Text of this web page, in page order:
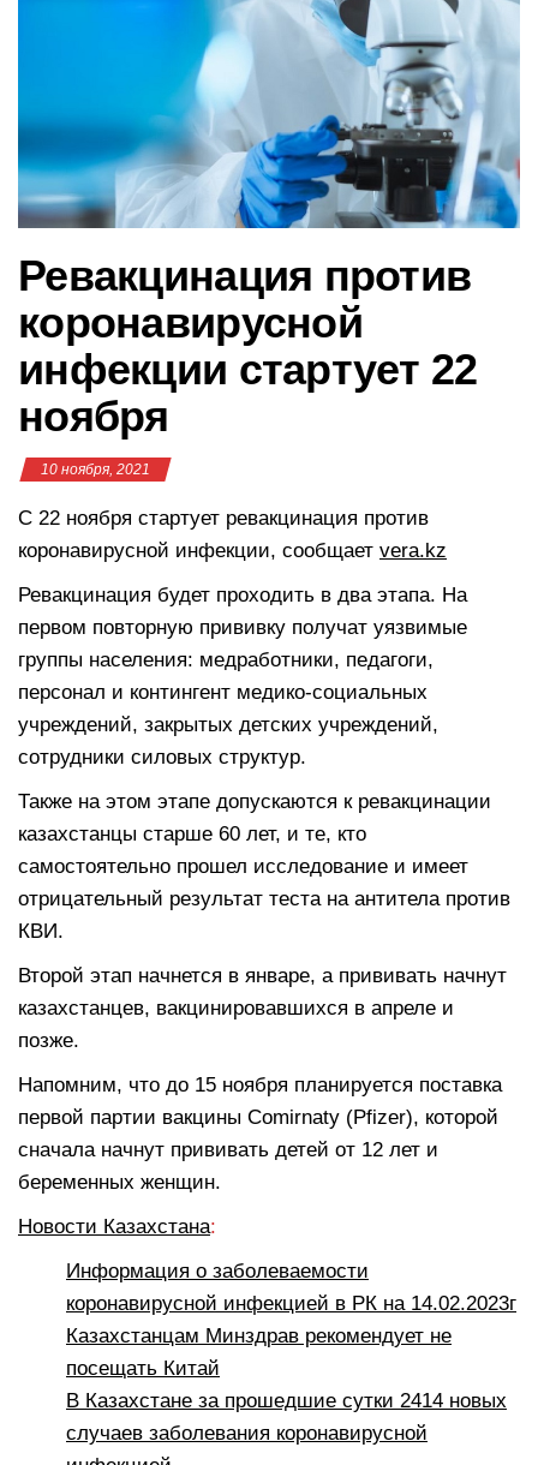
Ревакцинация против
коронавирусной
инфекции стартует 22
ноября
10 ноября, 2021
С 22 ноября стартует ревакцинация против
коронавирусной инфекции, сообщает vera.kz
Ревакцинация будет проходить в два этапа. На
первом повторную прививку получат уязвимые
группы населения: медработники, педагоги,
персонал и контингент медико-социальных
учреждений, закрытых детских учреждений,
сотрудники силовых структур.
Также на этом этапе допускаются к ревакцинации
казахстанцы старше 60 лет, и те, кто
самостоятельно прошел исследование и имеет
отрицательный результат теста на антитела против
КВИ.
Второй этап начнется в январе, а прививать начнут
казахстанцев, вакцинировавшихся в апреле и
позже.
Напомним, что до 15 ноября планируется поставка
первой партии вакцины Comirnaty (Pfizer), которой
сначала начнут прививать детей от 12 лет и
беременных женщин.
Новости Казахстана:
Информация о заболеваемости
коронавирусной инфекцией в РК на 14.02.2023г
Казахстанцам Минздрав рекомендует не
посещать Китай
В Казахстане за прошедшие сутки 2414 новых
случаев заболевания коронавирусной